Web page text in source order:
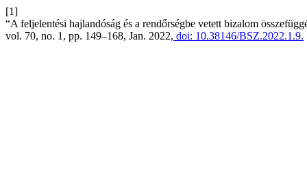
[1]
“A feljelentési hajlandóság és a rendőrségbe vetett bizalom
vol. 70, no. 1, pp. 149–168, Jan. 2022, doi: 10.38146/BSZ.2022.1.9.